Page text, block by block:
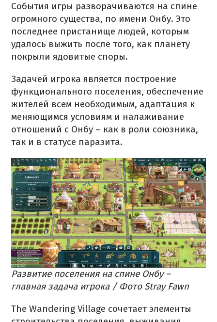
События игры разворачиваются на спине
огромного существа, по имени Онбу. Это
последнее пристанище людей, которым
удалось выжить после того, как планету
покрыли ядовитые споры.
Задачей игрока является построение
функционального поселения, обеспечение
жителей всем необходимым, адаптация к
меняющимся условиям и налаживание
отношений с Онбу – как в роли союзника,
так и в статусе паразита.
Развитие поселения на спине Онбу –
главная задача игрока / Фото Stray Fawn
The Wandering Village сочетает элементы